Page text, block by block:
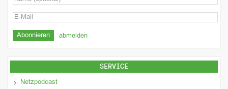
abmelden
SERVICE
Netzpodcast